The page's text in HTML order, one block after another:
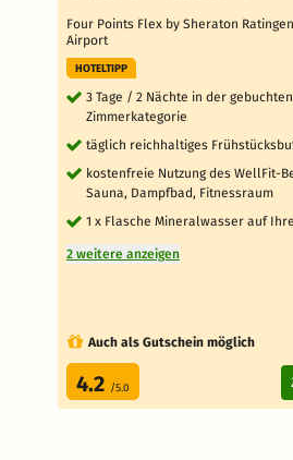
Four Points Flex by Sheraton
Airport
HOTELTIPP
3 Tage / 2 Nächte in der gebuchten
Zimmerkategorie
täglich reichhaltiges
kostenfreie Nutzung des WellFit-
Sauna, Dampfbad, Fitnessraum
1 x Flasche Mineralwasser auf
2 weitere anzeigen
Auch als Gutschein möglich
4.2 /5.0